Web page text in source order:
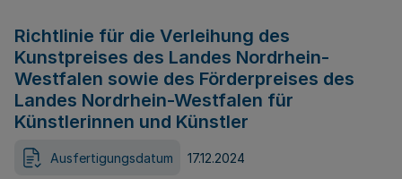
Richtlinie für die Verleihung des
Kunstpreises des Landes Nordrhein-
Westfalen sowie des Förderpreises des
Landes Nordrhein-Westfalen für
Künstlerinnen und Künstler
Ausfertigungsdatum 17.12.2024